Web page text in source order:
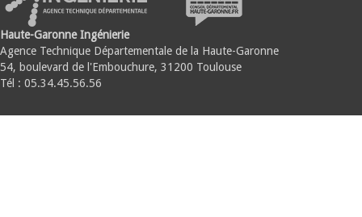
Haute-Garonne Ingénierie
Agence Technique Départementale de la Haute-Garonne
54, boulevard de l'Embouchure, 31200 Toulouse
Tél : 05.34.45.56.56